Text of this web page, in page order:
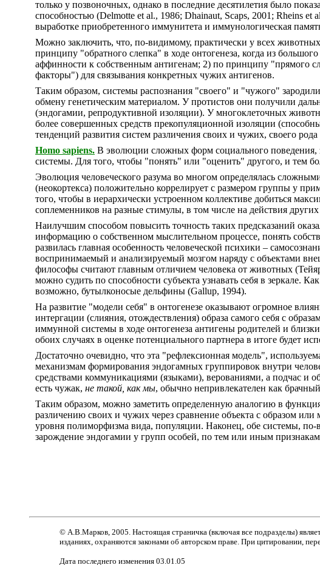
только у позвоночных, однако в последние десятилетия было
способностью (Delmotte et al., 1986; Dhainaut, Scaps, 2001; Rheins
выработке приобретенного иммунитета и иммунологическая
Можно заключить, что, по-видимому, практически у всех
принципу "обратного слепка" в ходе онтогенеза, когда из
аффинности к собственным антигенам; 2) по принципу "прямого
факторы") для связывания конкретных чужих антигенов.
Таким образом, системы распознания "своего" и "чужого"
обмену генетическим материалом. У протистов они получили
(эндогамии, репродуктивной изоляции). У многоклеточных
более совершенных средств прекопуляционной изоляции
тенденций развития систем различения своих и чужих, своего
Homo sapiens. В эволюции сложных форм социального поведения,
системы. Для того, чтобы "понять" или "оценить" другого, и тем
Эволюция человеческого разума во многом определялась
(неокортекса) положительно коррелирует с размером группы у
того, чтобы в иерархически устроенном коллективе добиться
соплеменников на разные стимулы, в том числе на действия
Наилучшим способом повысить точность таких предсказаний
информацию о собственном мыслительном процессе, понять
развилась главная особенность человеческой психики –
воспринимаемый и анализируемый мозгом наряду с объектами
философы считают главным отличием человека от животных
можно судить по способности субъекта узнавать себя в зеркале.
возможно, бутылконосые дельфины (Gallup, 1994).
На развитие "модели себя" в онтогенезе оказывают огромное
интергации (слияния, отождествления) образа самого себя с
иммунной системы в ходе онтогенеза антигены родителей и
обоих случаях в оценке потенциального партнера в итоге будет
Достаточно очевидно, что эта "рефлексионная модель",
механизмам формирования эндогамных группировок внутри
средствами коммуникациями (языками), верованиями, а подчас и
есть чужак, не такой, как мы, обычно непривлекателен как
Таким образом, можно заметить определенную аналогию в
различению своих и чужих через сравнение объекта с образом
уровня полиморфизма вида, популяции. Наконец, обе системы, по-
зарождение эндогамии у групп особей, по тем или иным
© А.В.Марков, 2005. Настоящая страничка (включая все подразделы)
изданиях, охраняются законами об авторском праве. При цитировании,
Дата последнего изменения 03.01.05